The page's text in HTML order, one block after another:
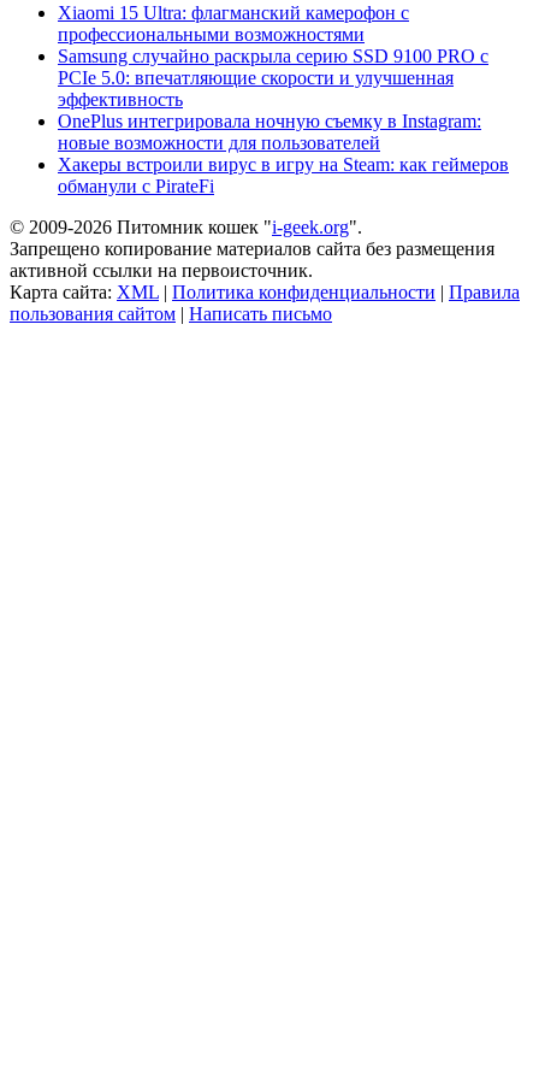
Xiaomi 15 Ultra: флагманский камерофон с
профессиональными возможностями
Samsung случайно раскрыла серию SSD 9100 PRO с
PCIe 5.0: впечатляющие скорости и улучшенная
эффективность
OnePlus интегрировала ночную съемку в Instagram:
новые возможности для пользователей
Хакеры встроили вирус в игру на Steam: как геймеров
обманули с PirateFi
© 2009-2026 Питомник кошек "i-geek.org".
Запрещено копирование материалов сайта без размещения
активной ссылки на первоисточник.
Карта сайта: XML | Политика конфиденциальности | Правила
пользования сайтом | Написать письмо